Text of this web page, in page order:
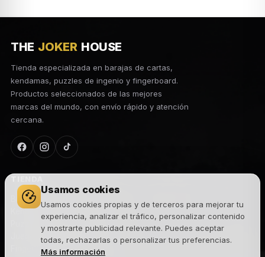
Usamos cookies
Usamos cookies propias y de terceros para mejorar tu
experiencia, analizar el tráfico, personalizar contenido
y mostrarte publicidad relevante. Puedes aceptar
todas, rechazarlas o personalizar tus preferencias.
Más información
THE JOKER HOUSE
Tienda especializada en barajas de cartas,
kendamas, puzzles de ingenio y fingerboard.
Productos seleccionados de las mejores
marcas del mundo, con envío rápido y atención
cercana.
Barajas de cartas
Kendamas
Juegos de habilidad
Fingerboard